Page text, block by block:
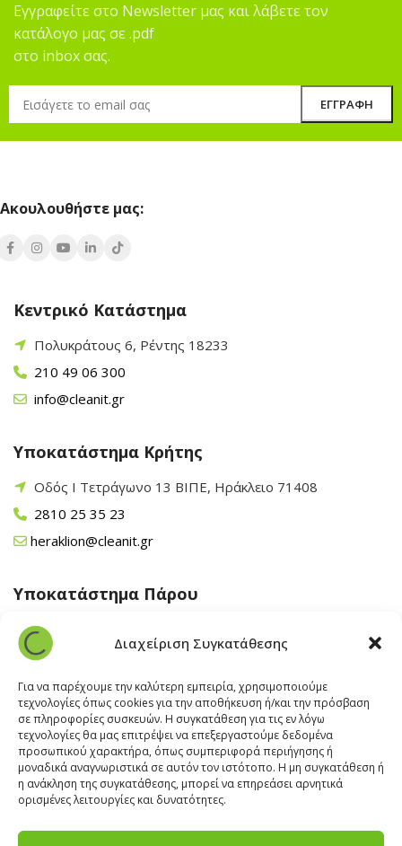
Διαχείριση Συγκατάθεσης
Για να παρέχουμε την καλύτερη εμπειρία, χρησιμοποιούμε
τεχνολογίες όπως cookies για την αποθήκευση ή/και την πρόσβαση
σε πληροφορίες συσκευών. Η συγκατάθεση για τις εν λόγω
τεχνολογίες θα μας επιτρέψει να επεξεργαστούμε δεδομένα
προσωπικού χαρακτήρα, όπως συμπεριφορά περιήγησης ή
μοναδικά αναγνωριστικά σε αυτόν τον ιστότοπο. Η μη συγκατάθεση ή
η ανάκληση της συγκατάθεσης, μπορεί να επηρεάσει αρνητικά
ορισμένες λειτουργίες και δυνατότητες.
Εγγραφείτε στο Newsletter μας και λάβετε τον
κατάλογο μας σε .pdf
στο inbox σας.
Ακουλουθήστε μας:
Κεντρικό Κατάστημα
Πολυκράτους 6, Ρέντης 18233
210 49 06 300
info@cleanit.gr
Υποκατάστημα Κρήτης
Οδός Ι Τετράγωνο 13 ΒΙΠΕ, Ηράκλειο 71408
2810 25 35 23
heraklion@cleanit.gr
Υποκατάστημα Πάρου
Άγιος Βλάσης Αρχίλοχος, Πάρος 84400
22840 43 163
paros@cleanit.gr
Υποκατάστημα Σαντορίνης
Έξω Γωνία, Σαντορίνη847 00
22860 22322